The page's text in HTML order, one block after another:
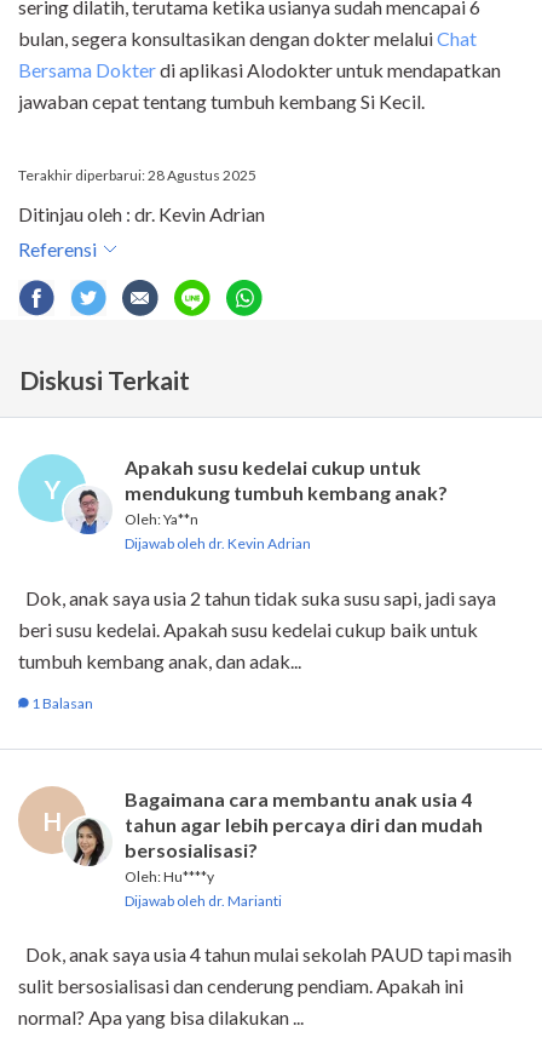
sering dilatih, terutama ketika usianya sudah mencapai 6
bulan, segera konsultasikan dengan dokter melaluiChat
Bersama Dokterdi aplikasi Alodokter untuk mendapatkan
jawaban cepat tentang tumbuh kembang Si Kecil.
Terakhir diperbarui: 28 Agustus 2025